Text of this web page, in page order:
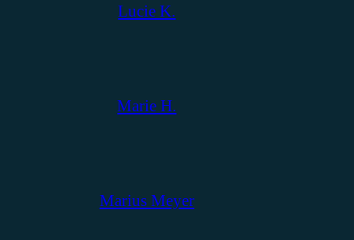
Lucie K.
Marie H.
Marius Meyer